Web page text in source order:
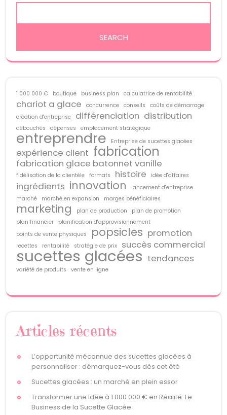
1 000 000 € boutique business plan calculatrice de rentabilité
chariot a glace concurrence conseils
coûts de démarrage
création d'entreprise
différenciation distribution
débouchés dépenses emplacement stratégique
entreprendre Entreprise de sucettes glacées
expérience client fabrication
fabrication glace batonnet vanille
fidélisation de la clientèle formats histoire idée d'affaires
ingrédients innovation
lancement d'entreprise
marché
marché en expansion marges bénéficiaires
marketing plan de production
plan de promotion
plan financier
planification d'approvisionnement
points de vente physiques
popsicles promotion
recettes rentabilité stratégie de prix succès commercial
sucettes glacées tendances
variété de produits vente en ligne
Articles récents
L’opportunité méconnue des sucettes glacées à
personnaliser : démarquez-vous dès cet été
Sucettes glacées : un marché en plein essor
Transformer une Idée à 1 000 000 € en Réalité: Le
Business de la Sucette Glacée